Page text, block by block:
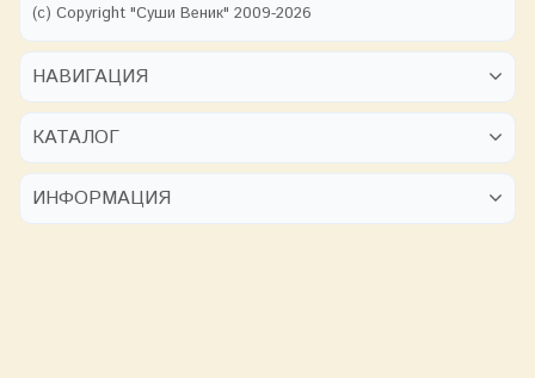
(с) Copyright "Суши Веник" 2009-2026
НАВИГАЦИЯ
КАТАЛОГ
ИНФОРМАЦИЯ